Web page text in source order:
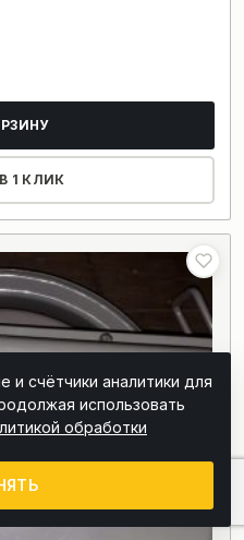
1 КЛИК
счётчики аналитики для
использовать
обработки